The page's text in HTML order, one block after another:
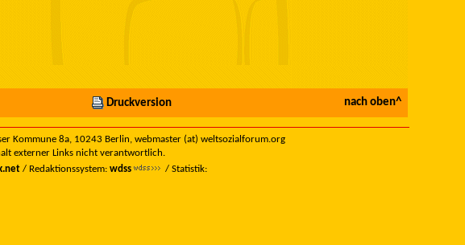
Druckversion nach oben^
Kommune 8a, 10243 Berlin, webmaster (at) weltsozialforum.org
externer Links nicht verantwortlich.
/ Redaktionssystem: wdss / Statistik: